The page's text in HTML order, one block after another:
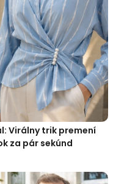
Virálny trik premení
za pár sekúnd